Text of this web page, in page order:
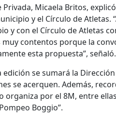
Micaela Britos,
y el Círculo de Atletas.
y con el Círculo de Atletas
muy contentos porque la
esta propuesta”, señaló.
se sumará la
se acerquen. Además,
organiza por el 8M, entre
Boggio”.